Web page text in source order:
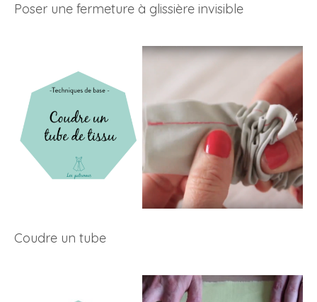
Poser une fermeture à glissière invisible
Coudre un tube